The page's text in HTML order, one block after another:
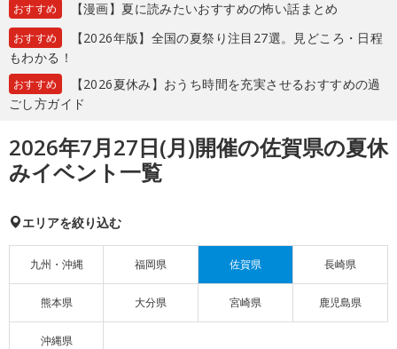
おすすめ 【漫画】夏に読みたいおすすめの怖い話まとめ
おすすめ
【2026年版】全国の夏祭り注目27選。見どころ・日程
もわかる！
おすすめ
【2026夏休み】おうち時間を充実させるおすすめの過
ごし方ガイド
2026年7月27日(月)開催の佐賀県の夏休
みイベント一覧
エリアを絞り込む
九州・沖縄 福岡県 佐賀県 長崎県
熊本県 大分県 宮崎県 鹿児島県
沖縄県